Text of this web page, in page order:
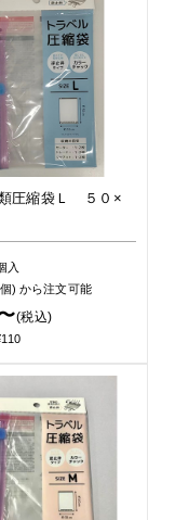
圧縮袋Ｌ ５０×
入
個)から注文可能
(税込)